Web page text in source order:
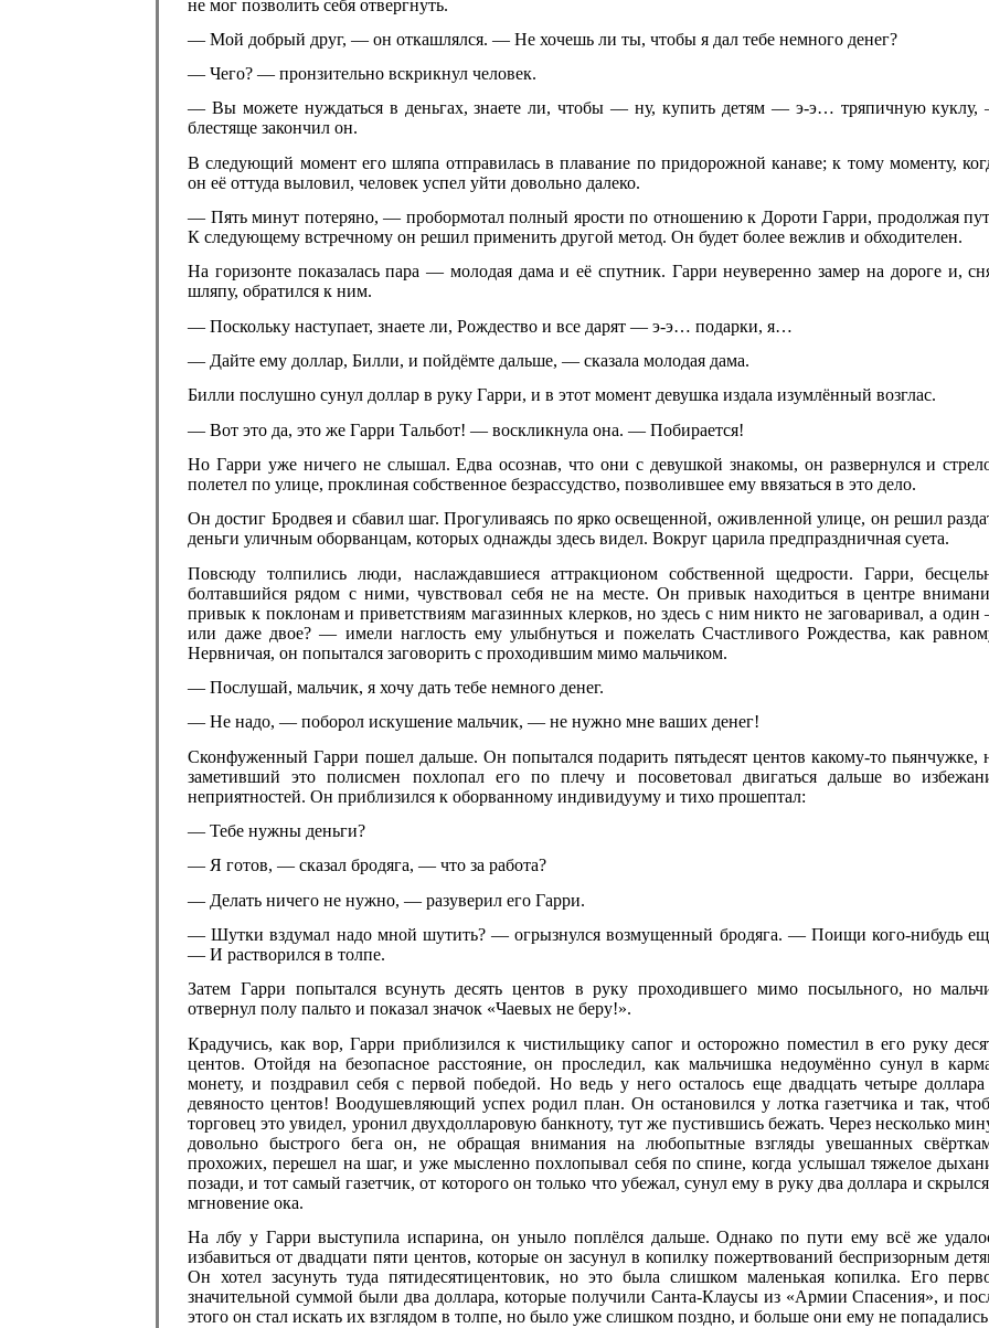
не мог позволить себя отвергнуть.
— Мой добрый друг, — он откашлялся. — Не хочешь ли ты, чтобы я дал тебе немного денег?
— Чего? — пронзительно вскрикнул человек.
— Вы можете нуждаться в деньгах, знаете ли, чтобы — ну, купить детям — э-э… тряпичную
блестяще закончил он.
В следующий момент его шляпа отправилась в плавание по придорожной канаве; к тому моменту,
он её оттуда выловил, человек успел уйти довольно далеко.
— Пять минут потеряно, — пробормотал полный ярости по отношению к Дороти Гарри, продолжая
К следующему встречному он решил применить другой метод. Он будет более вежлив и обходителен.
На горизонте показалась пара — молодая дама и её спутник. Гарри неуверенно замер на дороге и,
шляпу, обратился к ним.
— Поскольку наступает, знаете ли, Рождество и все дарят — э-э… подарки, я…
— Дайте ему доллар, Билли, и пойдёмте дальше, — сказала молодая дама.
Билли послушно сунул доллар в руку Гарри, и в этот момент девушка издала изумлённый возглас.
— Вот это да, это же Гарри Тальбот! — воскликнула она. — Побирается!
Но Гарри уже ничего не слышал. Едва осознав, что они с девушкой знакомы, он развернулся и
полетел по улице, проклиная собственное безрассудство, позволившее ему ввязаться в это дело.
Он достиг Бродвея и сбавил шаг. Прогуливаясь по ярко освещенной, оживленной улице, он решил
деньги уличным оборванцам, которых однажды здесь видел. Вокруг царила предпраздничная суета.
Повсюду толпились люди, наслаждавшиеся аттракционом собственной щедрости. Гарри,
болтавшийся рядом с ними, чувствовал себя не на месте. Он привык находиться в центре
привык к поклонам и приветствиям магазинных клерков, но здесь с ним никто не заговаривал, а
или даже двое? — имели наглость ему улыбнуться и пожелать Счастливого Рождества, как
Нервничая, он попытался заговорить с проходившим мимо мальчиком.
— Послушай, мальчик, я хочу дать тебе немного денег.
— Не надо, — поборол искушение мальчик, — не нужно мне ваших денег!
Сконфуженный Гарри пошел дальше. Он попытался подарить пятьдесят центов какому-то пьянчужке,
заметивший это полисмен похлопал его по плечу и посоветовал двигаться дальше во
неприятностей. Он приблизился к оборванному индивидууму и тихо прошептал:
— Тебе нужны деньги?
— Я готов, — сказал бродяга, — что за работа?
— Делать ничего не нужно, — разуверил его Гарри.
— Шутки вздумал надо мной шутить? — огрызнулся возмущенный бродяга. — Поищи кого-нибудь
— И растворился в толпе.
Затем Гарри попытался всунуть десять центов в руку проходившего мимо посыльного, но
отвернул полу пальто и показал значок «Чаевых не беру!».
Крадучись, как вор, Гарри приблизился к чистильщику сапог и осторожно поместил в его руку
центов. Отойдя на безопасное расстояние, он проследил, как мальчишка недоумённо сунул в
монету, и поздравил себя с первой победой. Но ведь у него осталось еще двадцать четыре
девяносто центов! Воодушевляющий успех родил план. Он остановился у лотка газетчика и так,
торговец это увидел, уронил двухдолларовую банкноту, тут же пустившись бежать. Через несколько
довольно быстрого бега он, не обращая внимания на любопытные взгляды увешанных
прохожих, перешел на шаг, и уже мысленно похлопывал себя по спине, когда услышал тяжелое
позади, и тот самый газетчик, от которого он только что убежал, сунул ему в руку два доллара и
мгновение ока.
На лбу у Гарри выступила испарина, он уныло поплёлся дальше. Однако по пути ему всё же
избавиться от двадцати пяти центов, которые он засунул в копилку пожертвований беспризорным
Он хотел засунуть туда пятидесятицентовик, но это была слишком маленькая копилка. Его
значительной суммой были два доллара, которые получили Санта-Клаусы из «Армии Спасения», и
этого он стал искать их взглядом в толпе, но было уже слишком поздно, и больше они ему не